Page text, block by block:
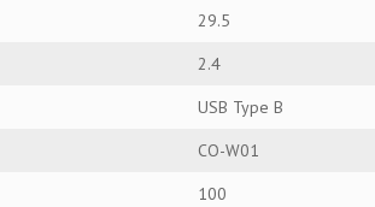
29.5
2.4
USB Type B
CO-W01
100